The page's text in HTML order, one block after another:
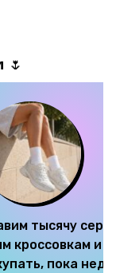
тысячу
кроссовкам и
пока